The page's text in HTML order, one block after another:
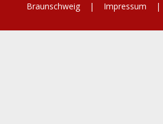
Braunschweig | Impressum |